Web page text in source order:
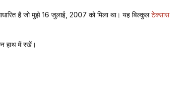
है जो मुझे 16 जुलाई, 2007 को मिला था। यह बिल्कुलटेक्सास
हाथ में रखें।